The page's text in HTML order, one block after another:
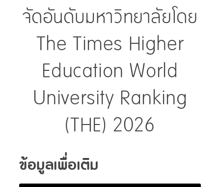
จัดอันดับมหาวิทยาลัยโดย
The Times Higher
Education World
University Ranking
(THE) 2026
ข้อมูลเพื่อเติม